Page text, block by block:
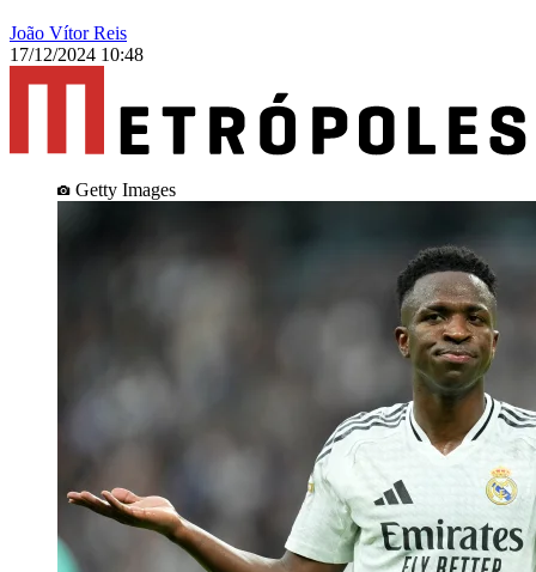
João Vítor Reis
17/12/2024 10:48
Getty Images